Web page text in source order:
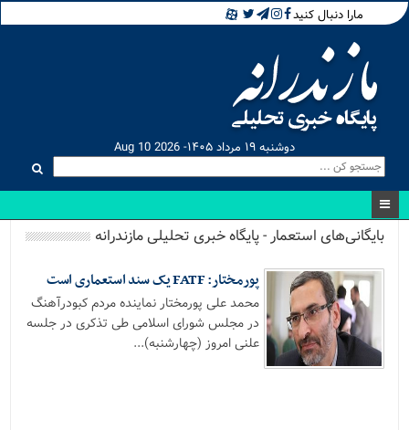
مارا دنبال کنید
دوشنبه ۱۹ مرداد ۱۴۰۵- Aug 10 2026
بایگانی‌های استعمار - پایگاه خبری تحلیلی مازندرانه
پورمختار: FATF یک سند استعماری است
محمد علی پورمختار نماینده مردم کبودرآهنگ
در مجلس شورای اسلامی طی تذکری در جلسه
علنی امروز (چهارشنبه)...